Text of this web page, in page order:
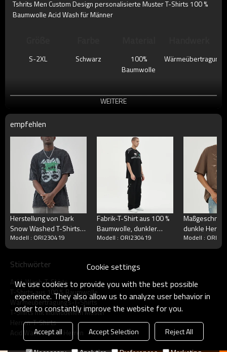
Tshrits Men Custom Design personalisierte Muster T-Shirts 100 %
Baumwolle Acid Wash für Männer
S-2XL Schwarz
100%
Baumwolle
Wärmeübertragung
WEITERE
empfehlen
Herstellung von Dark
Snow Washed T-Shirts
mit weißer Tinte und
Direkteinspritzung aus
Übergröße
Modell : ORI230419
Fabrik-T-Shirt aus 100 %
Baumwolle, dunkler
Strass-Sommerdruck,
Herren-Kurzarm-T-
Modell : ORI230419
dunkle
T-Shirt aus
Baumwolle
Entwurfs-T-
Modell :
Stichwörter
Acid-Wash-T-Shirts
T-Shirts aus 100 % Baumwolle
Wärmeübertragungs-T-Shirts
T-Shirts mit individuellem Muster
Herren-T-Shirts
Acid Wash Tshrits Herren
Cookie settings
We use cookies to provide you with the best possible
experience. They also allow us to analyze user behavior in
order to constantly improve the website for you.
Accept all Accept Selection
Reject All